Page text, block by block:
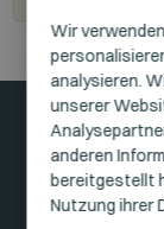
In
Wir
analysieren.
unserer
anderen
bereitgestellt
Nutzung ihrer